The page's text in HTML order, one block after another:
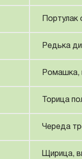
Портулак
Редька
Ромашка,
Торица
Череда
Щирица,